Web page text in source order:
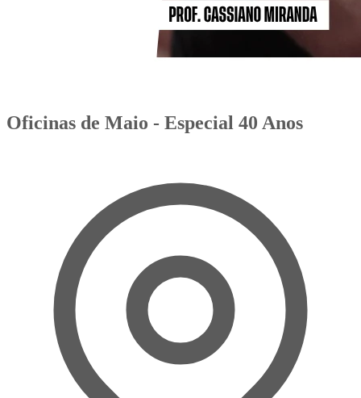
Oficinas de Maio - Especial 40 Anos